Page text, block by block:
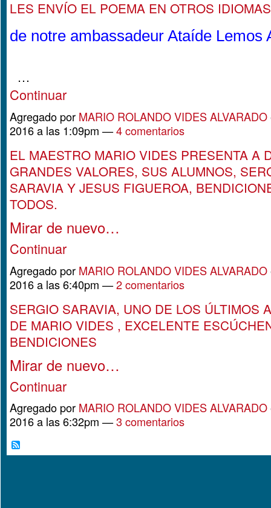
LES ENVÍO EL POEMA EN OTROS IDIOMAS
de notre ambassadeur Ataíde Lemos
…
Continuar
Agregado por MARIO ROLANDO VIDES ALVARADO
2016 a las 1:09pm —4 comentarios
EL MAESTRO MARIO VIDES PRESENTA A
GRANDES VALORES, SUS ALUMNOS,
SARAVIA Y JESUS FIGUEROA,
TODOS.
Mirar de nuevo…
Continuar
Agregado por MARIO ROLANDO VIDES ALVARADO
2016 a las 6:40pm —2 comentarios
SERGIO SARAVIA, UNO DE LOS ÚLTIMOS
DE MARIO VIDES , EXCELENTE
BENDICIONES
Mirar de nuevo…
Continuar
Agregado por MARIO ROLANDO VIDES ALVARADO
2016 a las 6:32pm —3 comentarios